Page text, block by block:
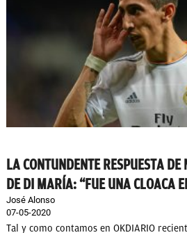
LA CONTUNDENTE RESPUESTA
DE DI MARÍA: “FUE UNA CLOACA
José Alonso
07-05-2020
Tal y como contamos en OKDIARIO